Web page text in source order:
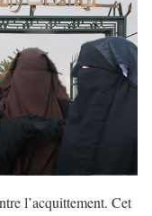
l’acquittement. Cet